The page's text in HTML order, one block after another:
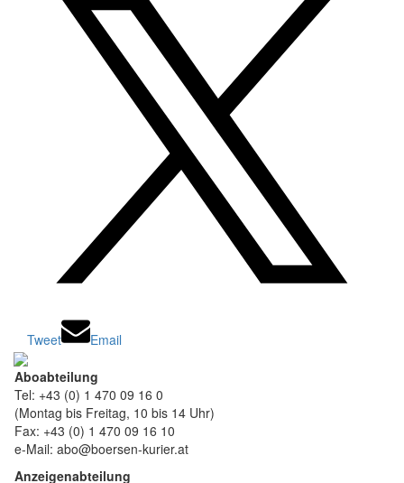
Tweet Email
Aboabteilung
Tel: +43 (0) 1 470 09 16 0
(Montag bis Freitag, 10 bis 14 Uhr)
Fax: +43 (0) 1 470 09 16 10
e-Mail: abo@boersen-kurier.at
Anzeigenabteilung